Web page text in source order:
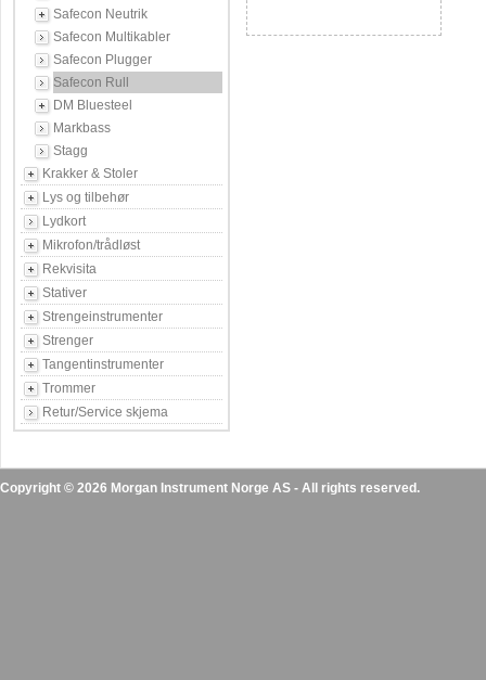
Safecon Neutrik
Safecon Multikabler
Safecon Plugger
Safecon Rull
DM Bluesteel
Markbass
Stagg
Krakker & Stoler
Lys og tilbehør
Lydkort
Mikrofon/trådløst
Rekvisita
Stativer
Strengeinstrumenter
Strenger
Tangentinstrumenter
Trommer
Retur/Service skjema
Copyright © 2026 Morgan Instrument Norge AS - All rights reserved.